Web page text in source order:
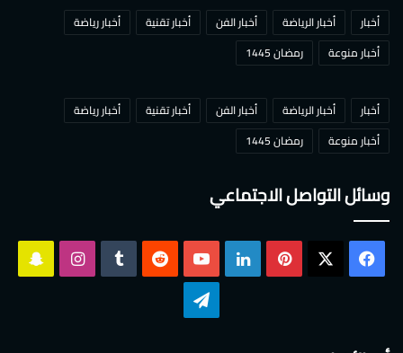
أخبار أخبار الرياضة أخبار الفن أخبار تقنية
أخبار رياضة
أخبار منوعة
رمضان 1445
أخبار أخبار الرياضة أخبار الفن أخبار تقنية
أخبار رياضة
أخبار منوعة
رمضان 1445
وسائل التواصل الاجتماعي
فيسبوك بينتيريست لينكدإن ‫YouTube انستقرام